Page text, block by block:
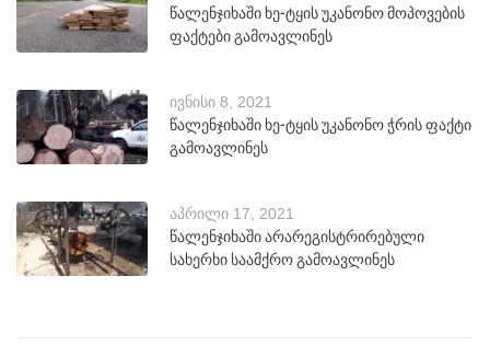
წალენჯიხაში ხე-ტყის უკანონო მოპოვების
ფაქტები გამოავლინეს
ივნისი 8, 2021
წალენჯიხაში ხე-ტყის უკანონო ჭრის ფაქტი
გამოავლინეს
აპრილი 17, 2021
წალენჯიხაში არარეგისტრირებული
სახერხი საამქრო გამოავლინეს